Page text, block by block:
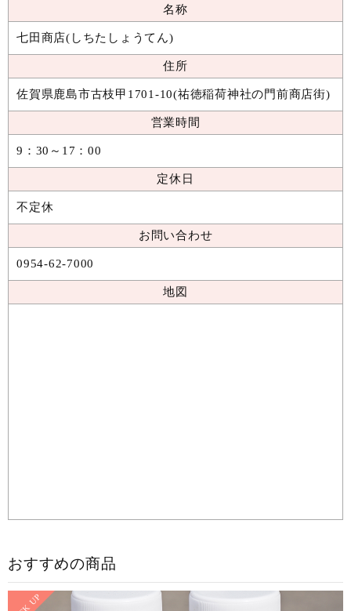
名称
七田商店(しちたしょうてん)
住所
佐賀県鹿島市古枝甲1701-10(祐徳稲荷神社の門前商店街)
営業時間
9：30～17：00
定休日
不定休
お問い合わせ
0954-62-7000
地図
おすすめの商品